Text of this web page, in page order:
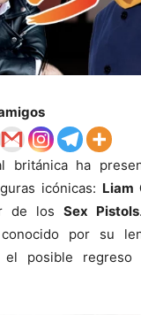
británica ha
icónicas: Liam
de los Sex Pistols
por su
el posible regreso